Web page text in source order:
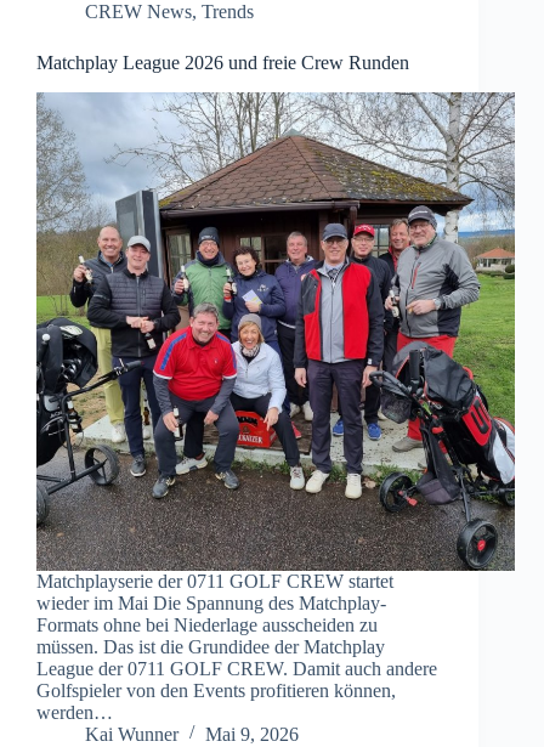
CREW News, Trends
Matchplay League 2026 und freie Crew Runden
Matchplayserie der 0711 GOLF CREW startet
wieder im Mai Die Spannung des Matchplay-
Formats ohne bei Niederlage ausscheiden zu
müssen. Das ist die Grundidee der Matchplay
League der 0711 GOLF CREW. Damit auch andere
Golfspieler von den Events profitieren können,
werden…
Kai Wunner
Mai 9, 2026